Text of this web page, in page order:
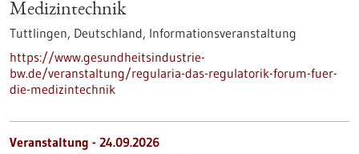
Medizintechnik
Tuttlingen, Deutschland, Informationsveranstaltung
https://www.gesundheitsindustrie-
bw.de/veranstaltung/regularia-das-regulatorik-forum-fuer-
die-medizintechnik
Veranstaltung - 24.09.2026